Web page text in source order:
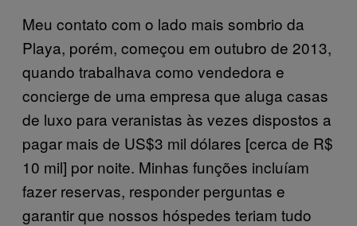
Meu contato com o lado mais sombrio da
Playa, porém, começou em outubro de 2013,
quando trabalhava como vendedora e
concierge de uma empresa que aluga casas
de luxo para veranistas às vezes dispostos a
pagar mais de US$3 mil dólares [cerca de R$
10 mil] por noite. Minhas funções incluíam
fazer reservas, responder perguntas e
garantir que nossos hóspedes teriam tudo